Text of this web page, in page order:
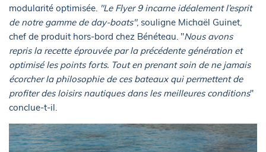
modularité optimisée. "Le Flyer 9 incarne idéalement l’esprit
de notre gamme de day-boats", souligne Michaël Guinet,
chef de produit hors-bord chez Bénéteau. "Nous avons
repris la recette éprouvée par la précédente génération et
optimisé les points forts. Tout en prenant soin de ne jamais
écorcher la philosophie de ces bateaux qui permettent de
profiter des loisirs nautiques dans les meilleures conditions"
conclue-t-il.